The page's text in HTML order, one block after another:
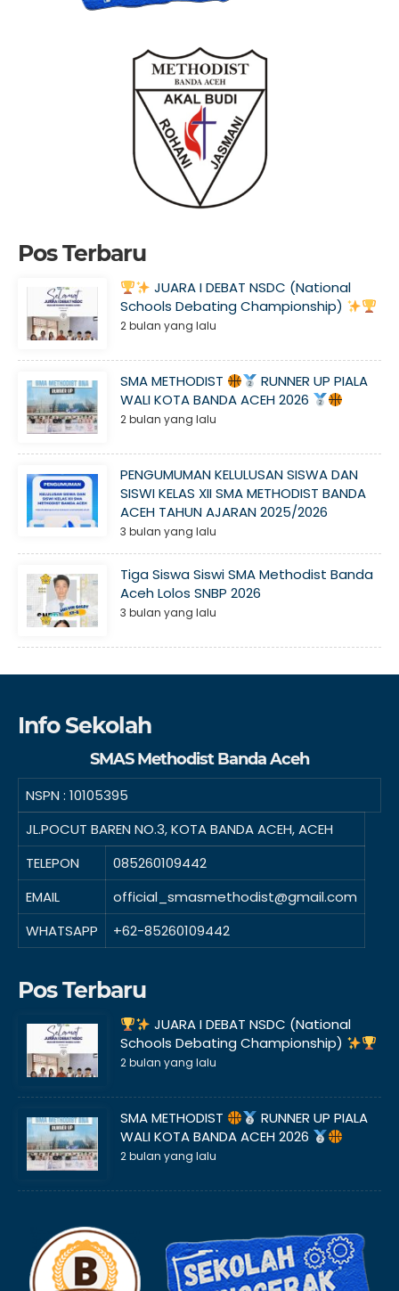
Pos Terbaru
JUARA I DEBAT NSDC (National
Schools Debating Championship)
2 bulan yang lalu
SMA METHODIST
RUNNER UP PIALA
WALI KOTA BANDA ACEH 2026
2 bulan yang lalu
PENGUMUMAN KELULUSAN SISWA DAN
SISWI KELAS XII SMA METHODIST BANDA
ACEH TAHUN AJARAN 2025/2026
3 bulan yang lalu
Tiga Siswa Siswi SMA Methodist Banda
Aceh Lolos SNBP 2026
3 bulan yang lalu
Info Sekolah
SMAS Methodist Banda Aceh
NSPN : 10105395
JL.POCUT BAREN NO.3, KOTA BANDA ACEH, ACEH
TELEPON
085260109442
EMAIL
official_smasmethodist@gmail.com
WHATSAPP
+62-85260109442
Pos Terbaru
JUARA I DEBAT NSDC (National
Schools Debating Championship)
2 bulan yang lalu
SMA METHODIST
RUNNER UP PIALA
WALI KOTA BANDA ACEH 2026
2 bulan yang lalu